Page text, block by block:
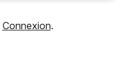
Connexion.